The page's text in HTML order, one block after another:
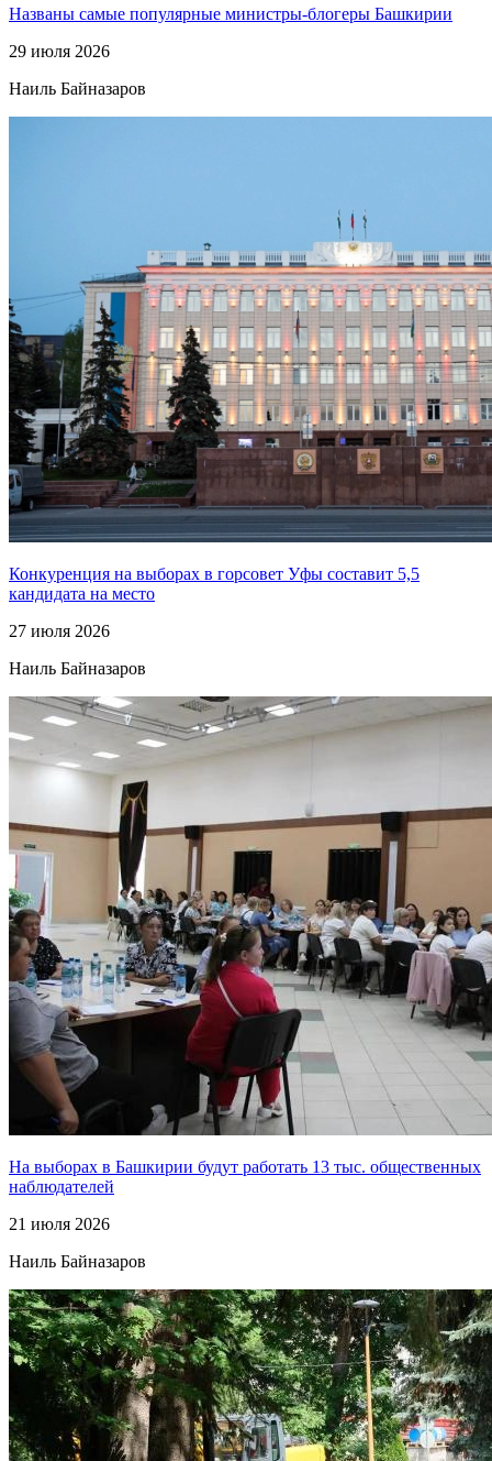
Названы самые популярные министры-блогеры Башкирии
29 июля 2026
Наиль Байназаров
Конкуренция на выборах в горсовет Уфы составит 5,5
кандидата на место
27 июля 2026
Наиль Байназаров
На выборах в Башкирии будут работать 13 тыс. общественных
наблюдателей
21 июля 2026
Наиль Байназаров